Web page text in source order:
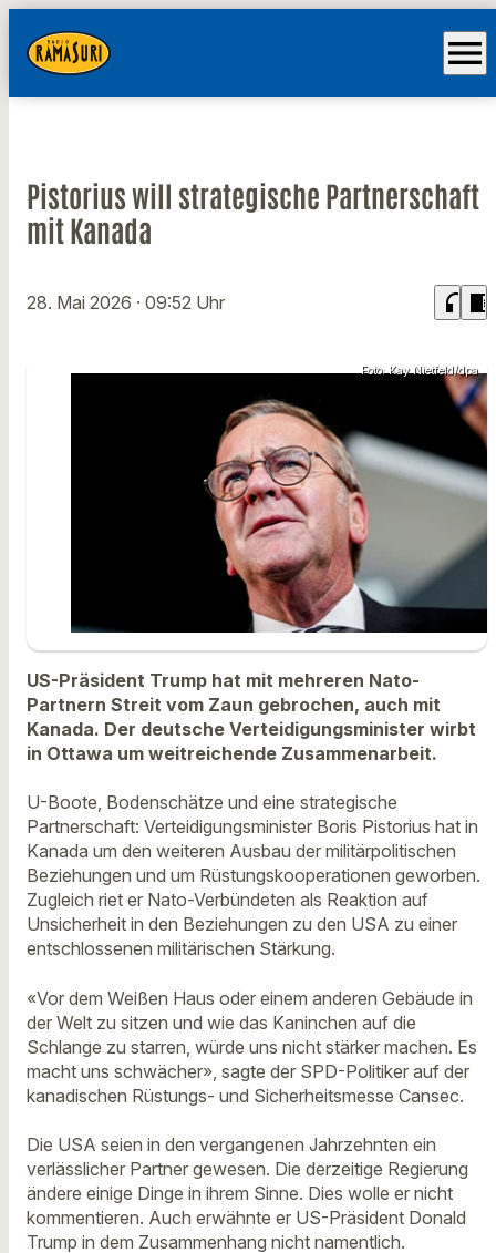
menu
Pistorius will strategische Partnerschaft
mit Kanada
28. Mai 2026 · 09:52 Uhr headphones chrome_reader_mode
Foto: Kay Nietfeld/dpa
US-Präsident Trump hat mit mehreren Nato-
Partnern Streit vom Zaun gebrochen, auch mit
Kanada. Der deutsche Verteidigungsminister wirbt
in Ottawa um weitreichende Zusammenarbeit.
U-Boote, Bodenschätze und eine strategische
Partnerschaft: Verteidigungsminister Boris Pistorius hat in
Kanada um den weiteren Ausbau der militärpolitischen
Beziehungen und um Rüstungskooperationen geworben.
Zugleich riet er Nato-Verbündeten als Reaktion auf
Unsicherheit in den Beziehungen zu den USA zu einer
entschlossenen militärischen Stärkung.
«Vor dem Weißen Haus oder einem anderen Gebäude in
der Welt zu sitzen und wie das Kaninchen auf die
Schlange zu starren, würde uns nicht stärker machen. Es
macht uns schwächer», sagte der SPD-Politiker auf der
kanadischen Rüstungs- und Sicherheitsmesse Cansec.
Die USA seien in den vergangenen Jahrzehnten ein
verlässlicher Partner gewesen. Die derzeitige Regierung
ändere einige Dinge in ihrem Sinne. Dies wolle er nicht
kommentieren. Auch erwähnte er US-Präsident Donald
Trump in dem Zusammenhang nicht namentlich.